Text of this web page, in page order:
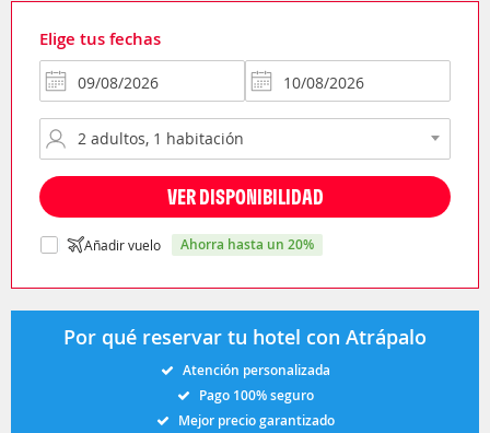
Elige tus fechas
VER DISPONIBILIDAD
Añadir vuelo ahorra hasta un 20%
Por qué reservar tu hotel con Atrápalo
Atención personalizada
Pago 100% seguro
Mejor precio garantizado